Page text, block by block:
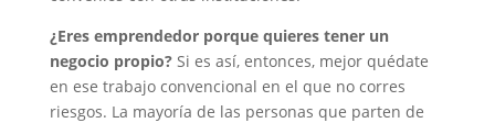
¿Eres emprendedor porque quieres tener un
negocio propio?Si es así, entonces, mejor quédate
en ese trabajo convencional en el que no corres
riesgos. La mayoría de las personas que parten de